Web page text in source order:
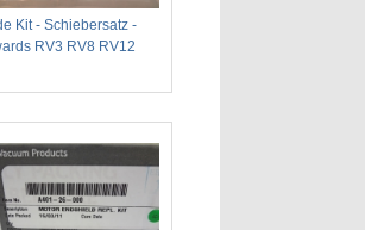
Kit - Schiebersatz -
RV3 RV8 RV12